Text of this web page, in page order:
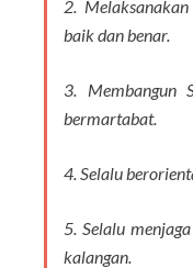
2.
baik dan benar.
3. Membangun
bermartabat.
4. Selalu
5. Selalu
kalangan.